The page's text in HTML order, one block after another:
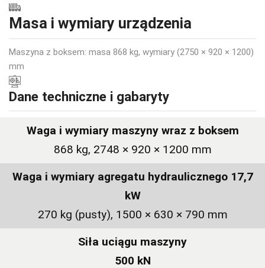
Masa i wymiary urządzenia
Maszyna z boksem: masa 868 kg, wymiary (2750 × 920 × 1200)
mm
Dane techniczne i gabaryty
Waga i wymiary maszyny wraz z boksem
868 kg, 2748 × 920 × 1200 mm
Waga i wymiary agregatu hydraulicznego 17,7
kW
270 kg (pusty), 1500 × 630 × 790 mm
Siła uciągu maszyny
500 kN